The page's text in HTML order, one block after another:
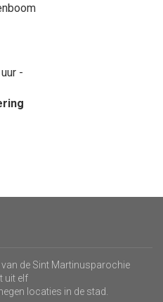
-
de Sint Martinusparochie
uit elf
locaties in de stad.